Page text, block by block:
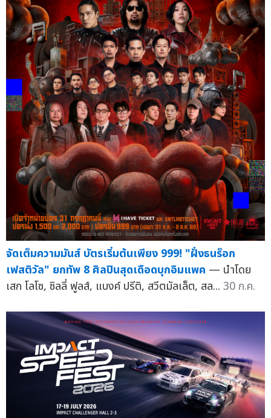
จัดเต็มความมันส์ บัตรเริ่มต้นเพียง 999! "ฝั่งธนร็อก
เฟสติวัล" ยกทัพ 8 ศิลปินสุดเดือดบุกอิมแพค — นำโดย
เสก โลโซ, ซิลลี่ ฟูลส์, แบงค์ ปรีติ, สวีตมัลเล็ต, สล... 30 ก.ค.